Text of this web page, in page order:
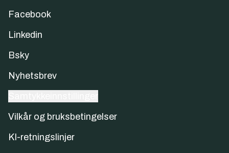
Facebook
Linkedin
Bsky
Nyhetsbrev
Vilkår og bruksbetingelser
KI-retningslinjer